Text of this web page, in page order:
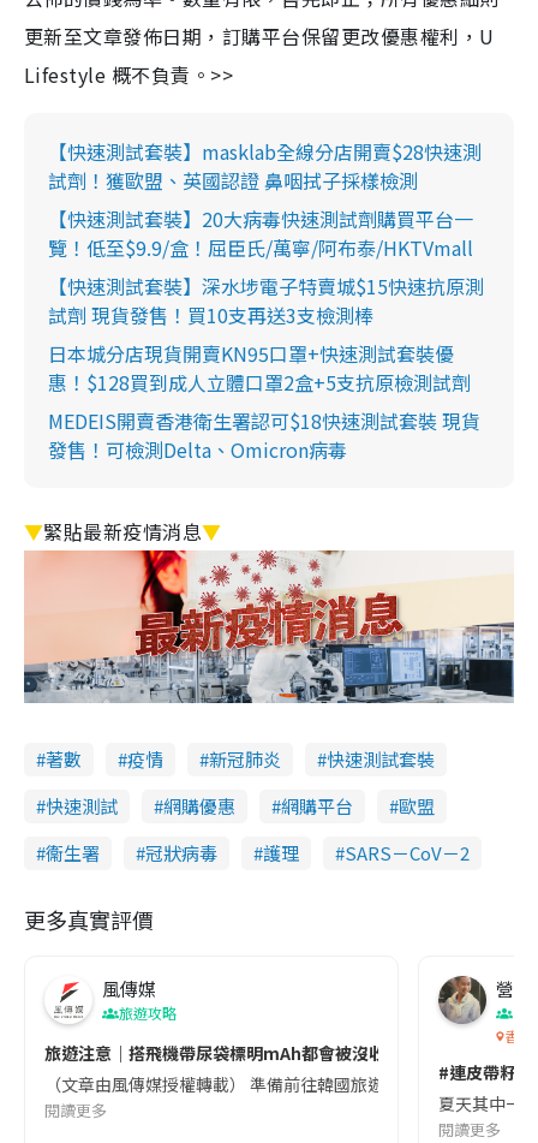
更新至文章發佈日期，訂購平台保留更改優惠權利，U
Lifestyle 概不負責。>>
【快速測試套裝】masklab全線分店開賣$28快速測
試劑！獲歐盟、英國認證 鼻咽拭子採樣檢測
【快速測試套裝】20大病毒快速測試劑購買平台一
覽！低至$9.9/盒！屈臣氏/萬寧/阿布泰/HKTVmall
【快速測試套裝】深水埗電子特賣城$15快速抗原測
試劑 現貨發售！買10支再送3支檢測棒
日本城分店現貨開賣KN95口罩+快速測試套裝優
惠！$128買到成人立體口罩2盒+5支抗原檢測試劑
MEDEIS開賣香港衛生署認可$18快速測試套裝 現貨
發售！可檢測Delta、Omicron病毒
▼緊貼最新疫情消息▼
著數 疫情 新冠肺炎
快速測試套裝
快速測試
網購優惠 網購平台
歐盟
衞生署
冠狀病毒 護理 SARS－CoV－2
更多真實評價
風傳媒
旅遊攻略
旅遊注意｜搭飛機帶尿袋標明mAh都會被沒收😱出發前切記檢查
（文章由風傳媒授權轉載） 準備前往韓國旅遊的民眾，近期要
閱讀更多
營養
香港
#連皮帶籽
夏天其中一
閱讀更多